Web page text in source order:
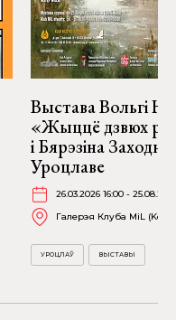
Выстава Вольгі
«Жыццё дзвюх
і Бярэзіна
Уроцлаве
26.03.2026 16:00 -
Галерэя Клуба MiL
УРОЦЛАЎ ВЫСТАВЫ